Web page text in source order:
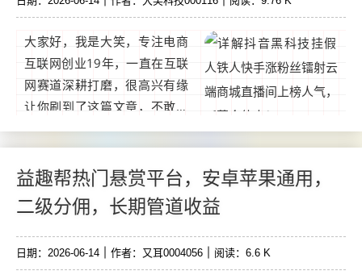
大家好，我是大笑，专注电商
互联网创业19年，一直在互联
网赛道深耕打磨，很高兴有缘
让你刷到了这篇文章，不敢说
我的分享能改变你的人生，至
少可以让你在互联网在做直播
在短视频以及创业中少走一点
弯路。...
益趣帮热门悬赏平台，安卓苹果通用，
二级分佣，长期管道收益
日期：2026-06-14 作者：又耳0004056 阅读：6.6 K